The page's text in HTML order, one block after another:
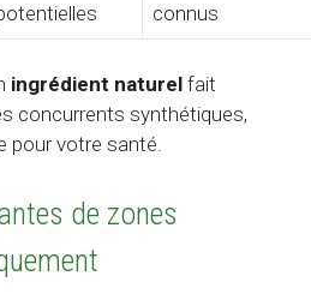
connus
ingrédient naturel fait
concurrents synthétiques,
pour votre santé.
de zones